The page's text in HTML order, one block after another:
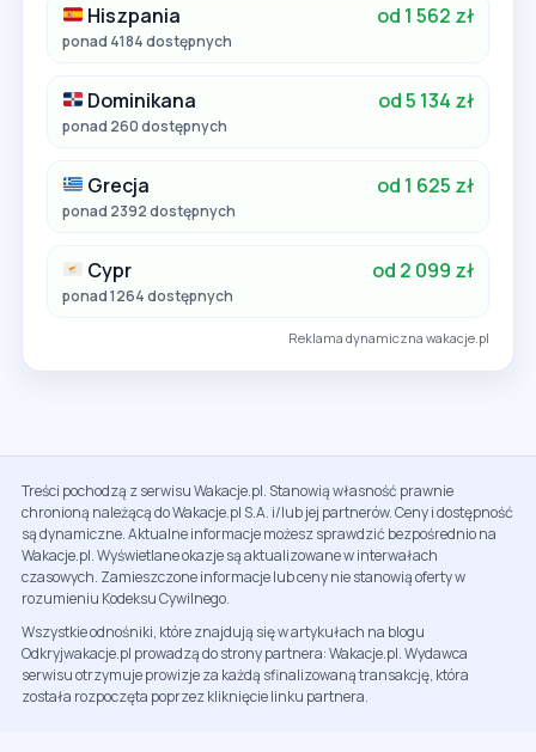
Hiszpania od 1 562 zł
ponad 4184 dostępnych
Dominikana od 5 134 zł
ponad 260 dostępnych
Grecja od 1 625 zł
ponad 2392 dostępnych
Cypr od 2 099 zł
ponad 1264 dostępnych
Reklama dynamiczna wakacje.pl
Treści pochodzą z serwisu Wakacje.pl. Stanowią własność prawnie
chronioną należącą do Wakacje.pl S.A. i/lub jej partnerów. Ceny i dostępność
są dynamiczne. Aktualne informacje możesz sprawdzić bezpośrednio na
Wakacje.pl. Wyświetlane okazje są aktualizowane w interwałach
czasowych. Zamieszczone informacje lub ceny nie stanowią oferty w
rozumieniu Kodeksu Cywilnego.
Wszystkie odnośniki, które znajdują się w artykułach na blogu
Odkryjwakacje.pl prowadzą do strony partnera: Wakacje.pl. Wydawca
serwisu otrzymuje prowizje za każdą sfinalizowaną transakcję, która
została rozpoczęta poprzez kliknięcie linku partnera.